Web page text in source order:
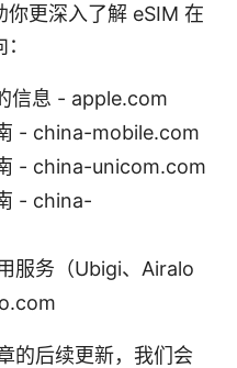
更深入了解 eSIM 在
信息 - apple.com
- china-mobile.com
- china-unicom.com
- china-
服务（Ubigi、Airalo
的后续更新，我们会